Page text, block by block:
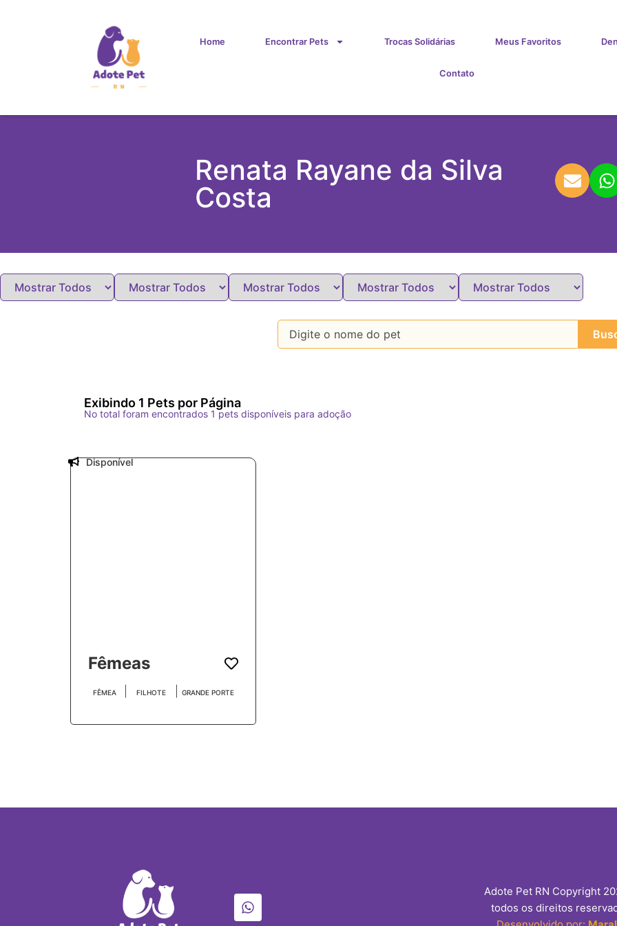
Home Encontrar Pets Trocas Solidárias Meus Favoritos
Contato
Renata Rayane da Silva
Costa
Exibindo 1 Pets por Página
No total foram encontrados 1 pets disponíveis para adoção
Fêmeas
FÊMEA FILHOTE GRANDE PORTE
Disponível
Adote Pet RN Copyright
todos os direitos